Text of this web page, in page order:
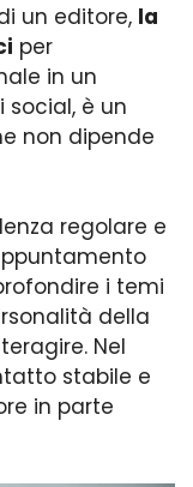
un editore, la
per
in un
social, è un
non dipende
regolare e
i temi
della
Nel
stabile e
in parte